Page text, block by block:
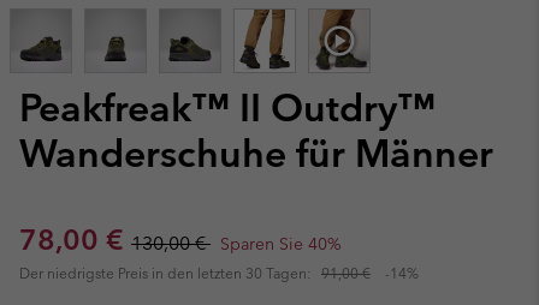
Peakfreak™ II Outdry™
Wanderschuhe für Männer
Sale price:
78,00 € Regular price:
130,00 € Sparen Sie 40%
Der niedrigste Preis in den letzten 30 Tagen: 91,00 € -14%